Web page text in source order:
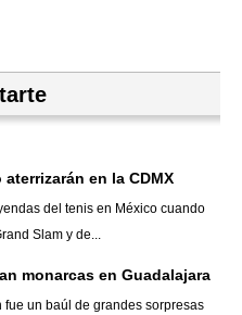
en la CDMX
del tenis en México cuando
Slam y de...
monarcas en Guadalajara
un baúl de grandes sorpresas